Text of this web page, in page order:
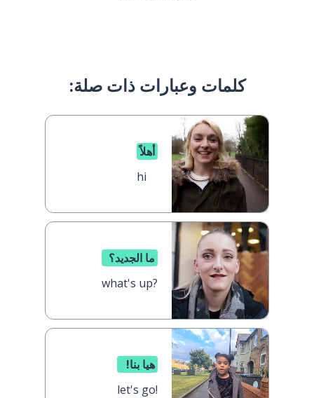
كلمات وعبارات ذات صلة:
أهلاً
hi
ما الجديد؟
what's up?
هيا بنا!
let's go!